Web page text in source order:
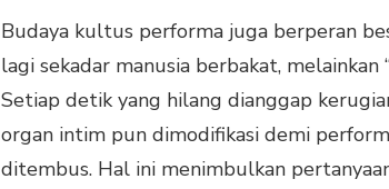
Budaya kultus performa juga berperan
lagi sekadar manusia berbakat, melainkan
Setiap detik yang hilang dianggap
organ intim pun dimodifikasi demi
ditembus. Hal ini menimbulkan